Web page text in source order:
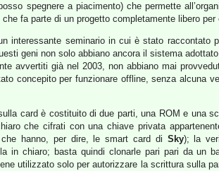
spegnere a piacimento) che permette
fa parte di un progetto completamente libero
interessante seminario in cui è stato
geni non solo abbiano ancora il sistema
avvertiti già nel 2003, non abbiano mai
concepito per funzionare offline, senza alcuna
card è costituito di due parti, una ROM e una
che cifrati con una chiave privata
hanno, per dire, le smart card di Sky); la
in chiaro; basta quindi clonarle pari pari da un
utilizzato solo per autorizzare la scrittura sulla